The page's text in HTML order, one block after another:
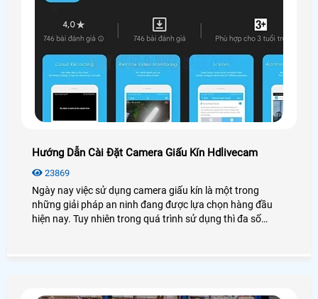
Hướng Dẫn Cài Đặt Camera Giấu Kín Hdlivecam
23869
Ngày nay việc sử dụng camera giấu kín là một trong
những giải pháp an ninh đang được lựa chọn hàng đầu
hiện nay. Tuy nhiên trong quá trình sử dụng thì đa số